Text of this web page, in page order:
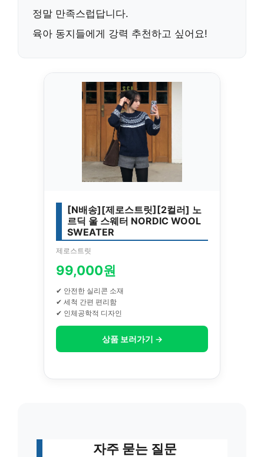
정말 만족스럽답니다.
육아 동지들에게 강력 추천하고 싶어요!
[N배송][제로스트릿][2컬러] 노
르딕 울 스웨터 NORDIC WOOL
SWEATER
제로스트릿
99,000원
✔ 안전한 실리콘 소재
✔ 세척 간편 편리함
✔ 인체공학적 디자인
상품 보러가기 →
자주 묻는 질문